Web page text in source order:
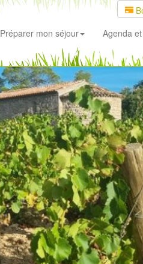
Préparer mon séjour Agenda